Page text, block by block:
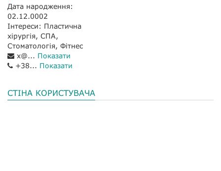
Дата народження:
02.12.0002
Інтереси: Пластична
хірургія, СПА,
Стоматологія, Фітнес
x@... Показати
+38... Показати
СТІНА КОРИСТУВАЧА